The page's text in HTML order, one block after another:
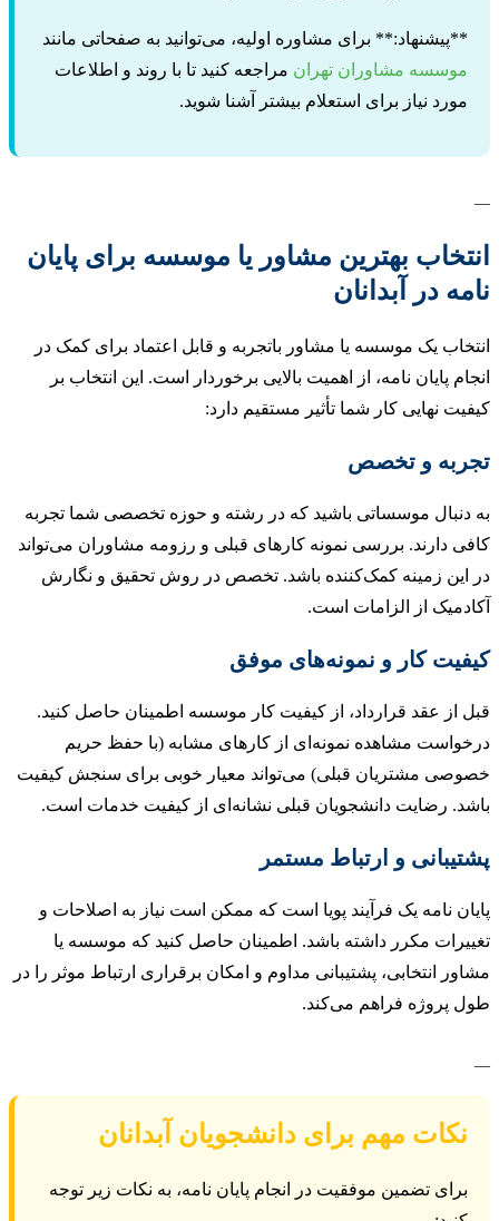
برای مشاوره اولیه، می‌توانید به صفحاتی مانند
مشاوران تهرانمراجعه کنید تا با روند و اطلاعات
نیاز برای استعلام بیشتر آشنا شوید.
بهترین مشاور یا موسسه برای پایان
در آبدانان
یک موسسه یا مشاور باتجربه و قابل اعتماد برای کمک در
پایان نامه، از اهمیت بالایی برخوردار است. این انتخاب بر
نهایی کار شما تأثیر مستقیم دارد:
و تخصص
موسساتی باشید که در رشته و حوزه تخصصی شما تجربه
دارند. بررسی نمونه کارهای قبلی و رزومه مشاوران می‌تواند
زمینه کمک‌کننده باشد. تخصص در روش تحقیق و نگارش
از الزامات است.
کار و نمونه‌های موفق
از عقد قرارداد، از کیفیت کار موسسه اطمینان حاصل کنید.
مشاهده نمونه‌ای از کارهای مشابه (با حفظ حریم
مشتریان قبلی) می‌تواند معیار خوبی برای سنجش کیفیت
رضایت دانشجویان قبلی نشانه‌ای از کیفیت خدمات است.
و ارتباط مستمر
نامه یک فرآیند پویا است که ممکن است نیاز به اصلاحات و
مکرر داشته باشد. اطمینان حاصل کنید که موسسه یا
انتخابی، پشتیبانی مداوم و امکان برقراری ارتباط موثر را در
پروژه فراهم می‌کند.
مهم برای دانشجویان آبدانان
تضمین موفقیت در انجام پایان نامه، به نکات زیر توجه